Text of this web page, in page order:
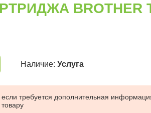
BROTHER
Наличие: Услуга
требуется дополнительная